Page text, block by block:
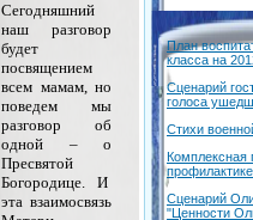
Сегодняшний
наш разговор
будет
посвящением
всем мамам, но
поведем мы
разговор об
одной – о
Пресвятой
Богородице.
И
эта взаимосвязь
План
класса на
Сценарий
голоса
Стихи
Комплексная
Сценарий
"Ценности